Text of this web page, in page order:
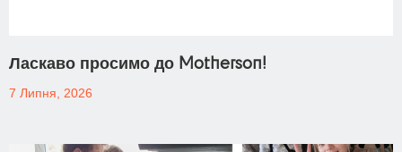
Ласкаво просимо до Motherson!
7 Липня, 2026